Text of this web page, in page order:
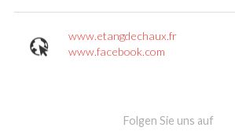
www.etangdechaux.fr
www.facebook.com
Folgen Sie uns auf